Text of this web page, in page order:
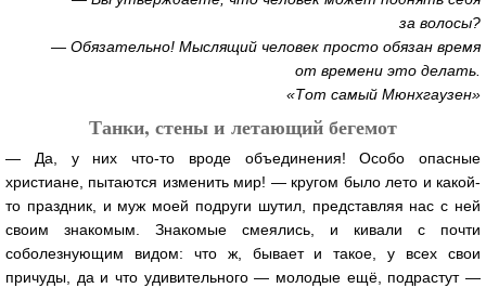
за волосы?
— Обязательно! Мыслящий человек просто обязан время
от времени это делать.
«Тот самый Мюнхгаузен»
Танки, стены и летающий бегемот
— Да, у них что-то вроде объединения! Особо опасные
христиане, пытаются изменить мир! — кругом было лето и какой-
то праздник, и муж моей подруги шутил, представляя нас с ней
своим знакомым. Знакомые смеялись, и кивали с почти
соболезнующим видом: что ж, бывает и такое, у всех свои
причуды, да и что удивительного — молодые ещё, подрастут —